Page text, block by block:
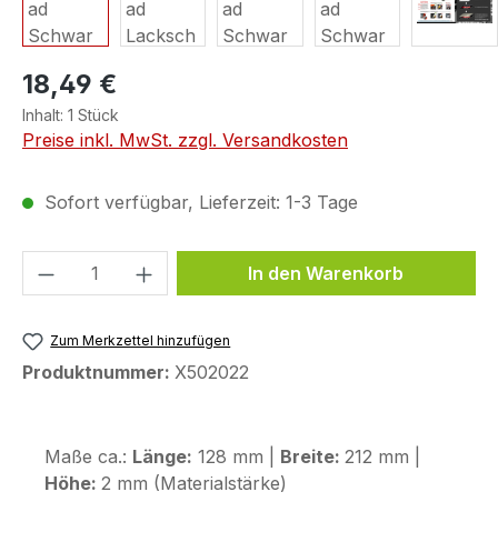
18,49 €
Inhalt: 1 Stück
Preise inkl. MwSt. zzgl. Versandkosten
Sofort verfügbar, Lieferzeit: 1-3 Tage
Produkt Anzahl: Gib denIn den Warenkorb
Zum Merkzettel hinzufügen
Produktnummer: X502022
Maße ca.: Länge: 128 mm | Breite: 212 mm |
Höhe: 2 mm (Materialstärke)